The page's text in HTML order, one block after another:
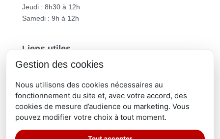
Jeudi : 8h30 à 12h
Samedi : 9h à 12h
Liens utiles
Vichy Communauté
Région Auvergne-Rhône-Alpes
Gestion des cookies
Nous utilisons des cookies nécessaires au
fonctionnement du site et, avec votre accord, des
cookies de mesure d’audience ou marketing. Vous
pouvez modifier votre choix à tout moment.